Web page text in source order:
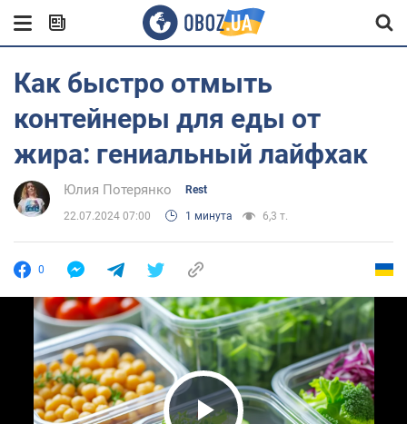
Как быстро отмыть
контейнеры для еды от
жира: гениальный лайфхак
Юлия Потерянко Rest
22.07.2024 07:00 1 минута 6,3 т.
0